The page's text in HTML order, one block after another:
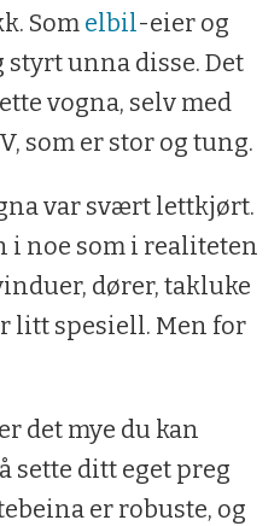
Som elbil-eier og
unna disse. Det
vogna, selv med
som er stor og tung.
var svært lettkjørt.
i noe som i realiteten
dører, takluke
litt spesiell. Men for
det mye du kan
sette ditt eget preg
er robuste, og